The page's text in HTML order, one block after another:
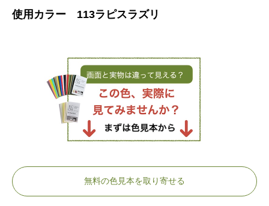
使用カラー 113ラピスラズリ
無料の色見本を取り寄せる